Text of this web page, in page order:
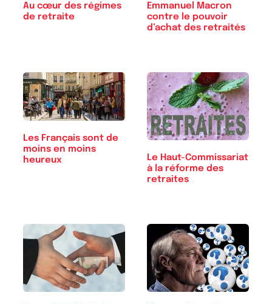
Au cœur des régimes
de retraite
Emmanuel Macron
contre le pouvoir
d’achat des retraités
Les Français sont de
moins en moins
heureux
Le Haut-Commissariat
à la réforme des
retraites